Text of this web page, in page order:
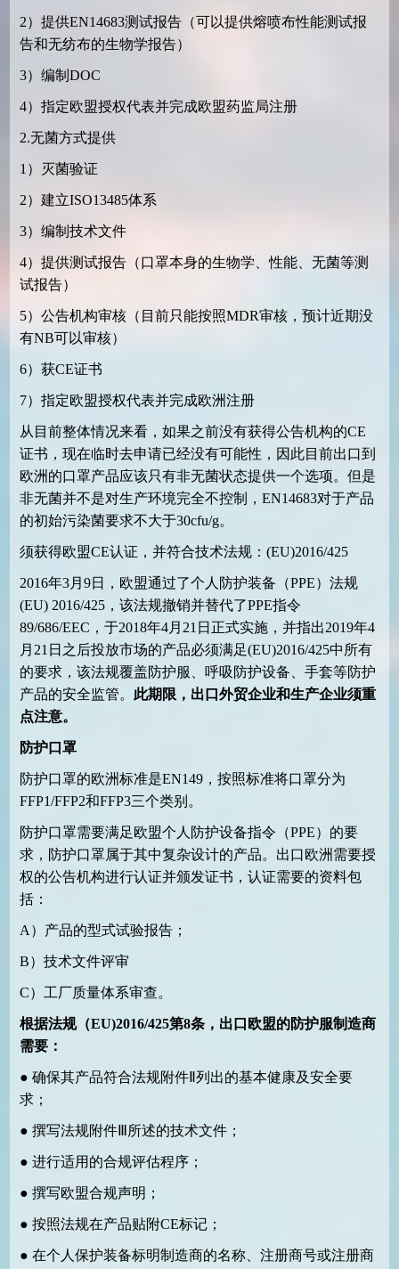
2）提供EN14683测试报告（可以提供熔喷布性能测试报
告和无纺布的生物学报告）
3）编制 DOC
4）指定欧盟授权代表并完成欧盟药监局注册
2.无菌方式提供
1 ）灭菌验证
2）建立ISO13485体系
3）编制技术文件
4）提供测试报告（口罩本身的生物学、性能、无菌等测
试报告）
5）公告机构审核（目前只能按照MDR审核，预计近期没
有NB可以审核）
6）获CE证书
7）指定欧盟授权代表并完成欧洲注册
从目前整体情况来看，如果之前没有获得公告机构的CE
证书，现在临时去申请已经没有可能性，因此目前出口到
欧洲的口罩产品应该只有非无菌状态提供一个选项。但是
非无菌并不是对生产环境完全不控制， EN14683对于产品
的初始污染菌要求不大于30cfu/g。
须获得欧盟CE认证，并符合技术法规： (EU)2016/425
2016年3月 9日，欧盟通过了个人防护装备（PPE）法规
(EU) 2016/425，该法规撤销并替代了PPE指令
89/686/EEC ，于2018年4月 21 日正式实施，并指出2019年4
月 21 日之后投放市场的产品必须满足(EU)2016/425中所有
的要求，该法规覆盖防护服、呼吸防护设备、手套等防护
产品的安全监管。 此期限，出口外贸企业和生产企业须重
点注意。
防护口罩
防护口罩的欧洲标准是EN149，按照标准将口罩分为
FFP1/FFP2和FFP3三个类别。
防护口罩需要满足欧盟个人防护设备指令（PPE）的要
求，防护口罩属于其中复杂设计的产品。出口欧洲需要授
权的公告机构进行认证并颁发证书，认证需要的资料包
括：
A ）产品的型式试验报告；
B）技术文件评审
C）工厂质量体系审查。
根据法规（EU)2016/425第8条，出口欧盟的防护服制造商
需要：
● 确保其产品符合法规附件Ⅱ列出的基本健康及安全要
求；
● 撰写法规附件Ⅲ所述的技术文件；
● 进行适用的合规评估程序；
● 撰写欧盟合规声明；
● 按照法规在产品贴附CE标记；
● 在个人保护装备标明制造商的名称、注册商号或注册商